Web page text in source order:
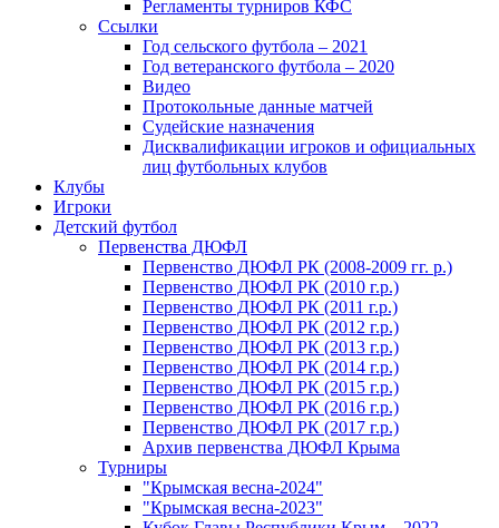
Регламенты турниров КФС
Ссылки
Год сельского футбола – 2021
Год ветеранского футбола – 2020
Видео
Протокольные данные матчей
Судейские назначения
Дисквалификации игроков и официальных
лиц футбольных клубов
Клубы
Игроки
Детский футбол
Первенства ДЮФЛ
Первенство ДЮФЛ РК (2008-2009 гг. р.)
Первенство ДЮФЛ РК (2010 г.р.)
Первенство ДЮФЛ РК (2011 г.р.)
Первенство ДЮФЛ РК (2012 г.р.)
Первенство ДЮФЛ РК (2013 г.р.)
Первенство ДЮФЛ РК (2014 г.р.)
Первенство ДЮФЛ РК (2015 г.р.)
Первенство ДЮФЛ РК (2016 г.р.)
Первенство ДЮФЛ РК (2017 г.р.)
Архив первенства ДЮФЛ Крыма
Турниры
"Крымская весна-2024"
"Крымская весна-2023"